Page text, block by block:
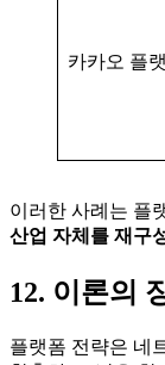
카카오 플
이러한 사례는 플
산업 자체를 재구
12. 이론의
플랫폼 전략은 네